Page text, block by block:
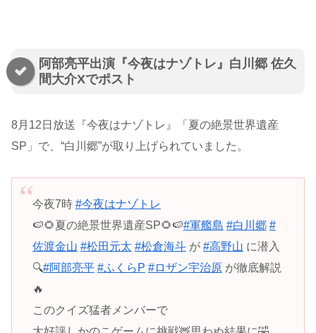
阿部亮平出演『今夜はナゾトレ』白川郷 佐久
間大介Xでポスト
8月12日放送『今夜はナゾトレ』「夏の絶景世界遺産
SP」で、“白川郷”が取り上げられていました。
今夜7時 #今夜はナゾトレ
🍉🌻夏の絶景世界遺産SP🌻🍉#軍艦島 #白川郷 #
佐渡金山 #松田元太 #松倉海斗が #高野山 に潜入
🔍#阿部亮平 #ふくらP #ロザン宇治原が徹底解説
🔥
このクイズ猛者メンバーで